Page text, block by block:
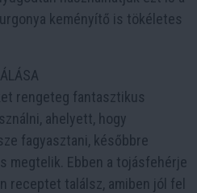
keményítő is tökéletes
rengeteg fantasztikus
ahelyett, hogy
fagyasztani, későbbre
megtelik. Ebben a tojásfehérje
receptet találsz, amiben jól fel